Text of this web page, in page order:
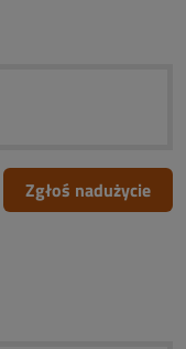
Zgłoś nadużycie